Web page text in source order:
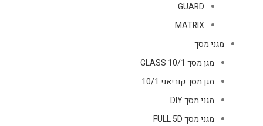
GUARD
MATRIX
מגני מסך
מגן מסך GLASS 10/1
מגן מסך קוריאני 10/1
מגני מסך DIY
מגני מסך FULL 5D